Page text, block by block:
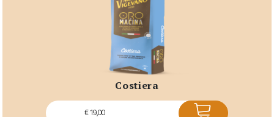
costiera
€19,00 ACQUISTA